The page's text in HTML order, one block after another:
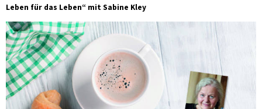
Leben für das Leben“ mit Sabine Kley